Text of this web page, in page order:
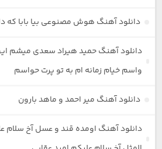
دانلود آهنگ هوش مصنوعی بیا بابا که
دانلود آهنگ حمید هیراد سعدی میشم
واسم خیام زمانه ام به تو پرت حواسم
دانلود آهنگ میر احمد و ماهد بارون
دانلود آهنگ اومده قند و عسل آخ سلام